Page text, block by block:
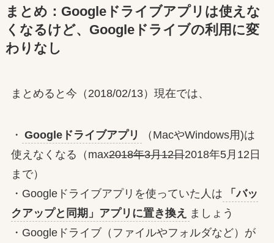
まとめ：Googleドライブアプリは使えな
くなるけど、Googleドライブの利用に変
わりなし
まとめると今（2018/02/13）現在では、
・ Googleドライブアプリ
（MacやWindows用)は
使えなくなる（max2018年3月12日2018年5月12日
まで）
・Googleドライブアプリを使っていた人は
「バッ
クアップと同期」アプリに置き換え
ましょう
・Googleドライブ（ファイルやフォルダなど）が